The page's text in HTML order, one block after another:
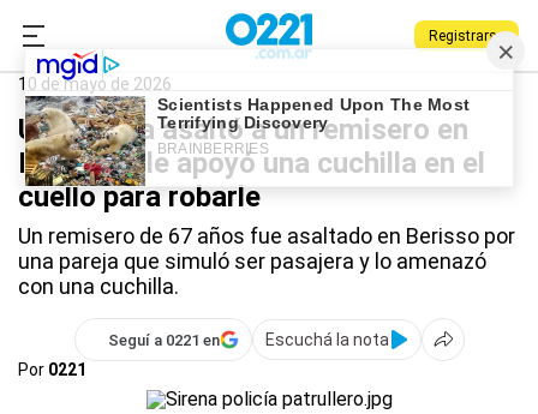
Registrarse
0221.com.ar
Berisso
10 de mayo de 2026
Una pareja asaltó a un remisero en
Berisso y le apoyó una cuchilla en el
cuello para robarle
Un remisero de 67 años fue asaltado en Berisso por
una pareja que simuló ser pasajera y lo amenazó
con una cuchilla.
Seguí a 0221 en
Escuchá la nota
Por 0221